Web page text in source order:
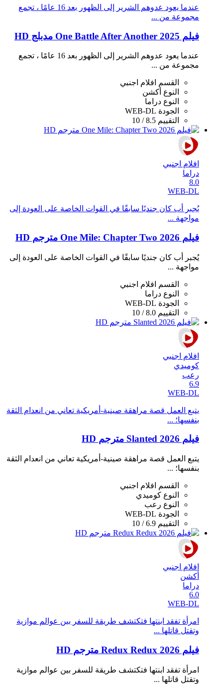
عندما يعود عدوهم الشرير إلى الظهور بعد 16 عامًا ، تجمع
مجموعة من ...
فيلم One Battle After Another 2025 مدبلج HD
عندما يعود عدوهم الشرير إلى الظهور بعد 16 عامًا ، تجمع
مجموعة من ...
القسم
افلام اجنبي
النوع أكشن
النوع دراما
الجودة WEB-DL
التقييم 8.5 / 10
افلام اجنبي
دراما
8.0
WEB-DL
يُجبر أب كان جنديًا سابقًا في القوات الخاصة على العودة إلى
مواجهة ...
فيلم One Mile: Chapter Two 2026 مترجم HD
يُجبر أب كان جنديًا سابقًا في القوات الخاصة على العودة إلى
مواجهة ...
القسم
افلام اجنبي
النوع دراما
الجودة WEB-DL
التقييم 8.0 / 10
افلام اجنبي
كوميدي
رعب
6.9
WEB-DL
يتبع العمل قصة مراهقة صينية-أمريكية تعاني من انعدام الثقة
بنفسها؛ ...
فيلم Slanted 2026 مترجم HD
يتبع العمل قصة مراهقة صينية-أمريكية تعاني من انعدام الثقة
بنفسها؛ ...
القسم
افلام اجنبي
النوع كوميدي
النوع رعب
الجودة WEB-DL
التقييم 6.9 / 10
افلام اجنبي
أكشن
دراما
6.0
WEB-DL
امرأة تفقد ابنتها فتكتشف طريقة للسفر بين عوالم موازية
وتقتل قاتلها ...
فيلم Redux Redux 2026 مترجم HD
امرأة تفقد ابنتها فتكتشف طريقة للسفر بين عوالم موازية
وتقتل قاتلها ...